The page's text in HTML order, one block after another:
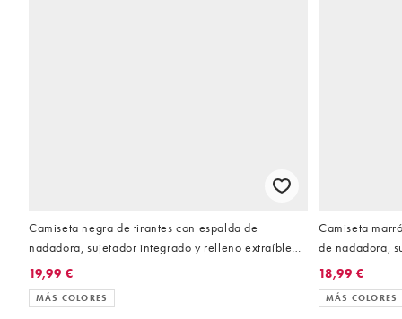
Camiseta negra de tirantes con espalda de
nadadora, sujetador integrado y relleno extraíble
de tejido suave Icon de 4505
19,99 €
MÁS COLORES
Camiseta
de nadadora,
extraíble de
18,99 €
MÁS COLORES